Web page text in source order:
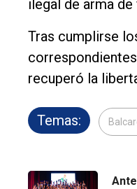
ilegal de arma
Tras cumplirse
recuperó la
Temas: